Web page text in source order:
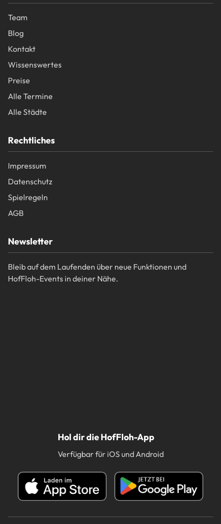
Team
Blog
Kontakt
Wissenswertes
Preise
Alle Termine
Alle Städte
Rechtliches
Impressum
Datenschutz
Spielregeln
AGB
Newsletter
Bleib auf dem Laufenden über neue Funktionen und
HofFloh-Events in deiner Nähe.
Hol dir die HofFloh-App
Verfügbar für iOS und Android